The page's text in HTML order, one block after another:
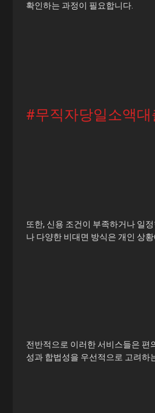
확인하는 과정이 필요합니다.
#무직자당일소액대
또한, 신용 조건이 부족하거나 일
나 다양한 비대면 방식은 개인 상
전반적으로 이러한 서비스들은 편
성과 합법성을 우선적으로 고려하